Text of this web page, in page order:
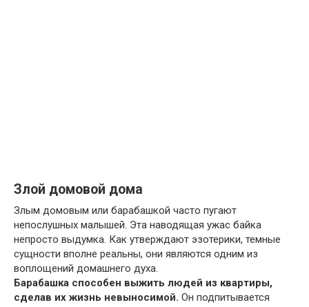
Злой домовой дома
Злым домовым или барабашкой часто пугают
непослушных малышей. Эта наводящая ужас байка
непросто выдумка. Как утверждают эзотерики, темные
сущности вполне реальны, они являются одним из
воплощений домашнего духа.
Барабашка способен выжить людей из квартиры,
сделав их жизнь невыносимой. Он подпитывается